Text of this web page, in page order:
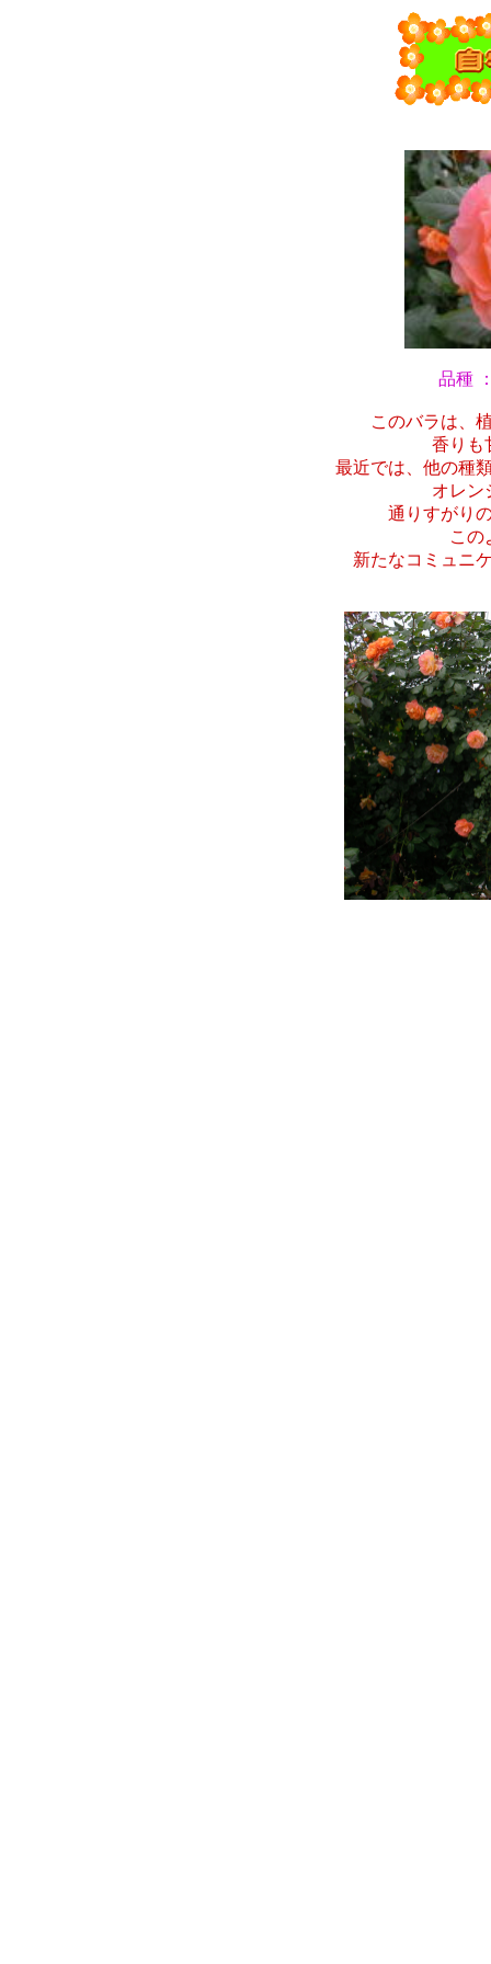
品種
このバラは、
香りも
最近では、他の種
オレン
通りすがり
この
新たなコミュニ